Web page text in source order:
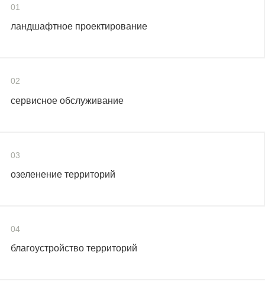
01
ландшафтное проектирование
02
сервисное обслуживание
03
озеленение территорий
04
благоустройство территорий